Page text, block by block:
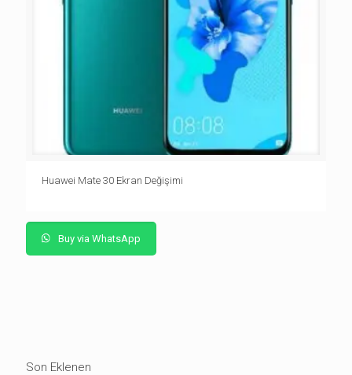
Huawei Mate 30 Ekran Değişimi
Buy via WhatsApp
Son Eklenen